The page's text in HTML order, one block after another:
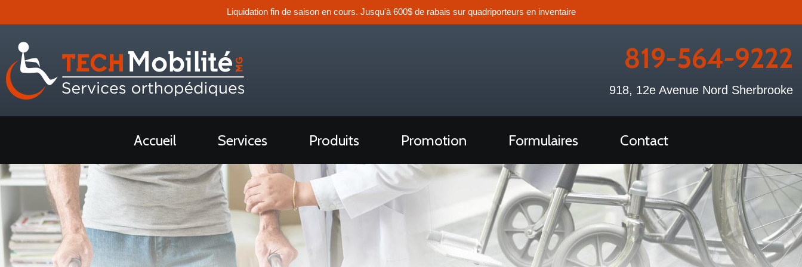
Liquidation fin de saison en cours. Jusqu'à 600$ de rabais sur quadriporteurs en inventaire
819-564-9222
918, 12e Avenue Nord Sherbrooke
Accueil Services Produits Promotion Formulaires Contact